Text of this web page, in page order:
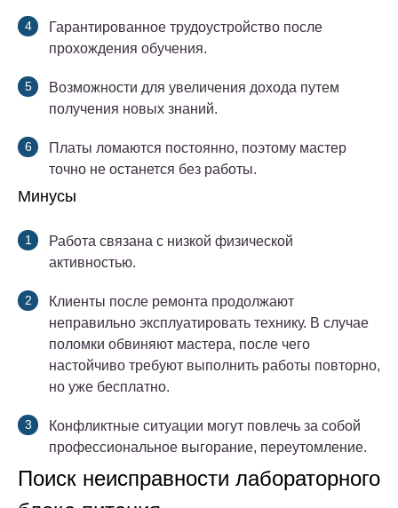
Гарантированное трудоустройство после
прохождения обучения.
Возможности для увеличения дохода путем
получения новых знаний.
Платы ломаются постоянно, поэтому мастер
точно не останется без работы.
Минусы
Работа связана с низкой физической
активностью.
Клиенты после ремонта продолжают
неправильно эксплуатировать технику. В случае
поломки обвиняют мастера, после чего
настойчиво требуют выполнить работы повторно,
но уже бесплатно.
Конфликтные ситуации могут повлечь за собой
профессиональное выгорание, переутомление.
Поиск неисправности лабораторного